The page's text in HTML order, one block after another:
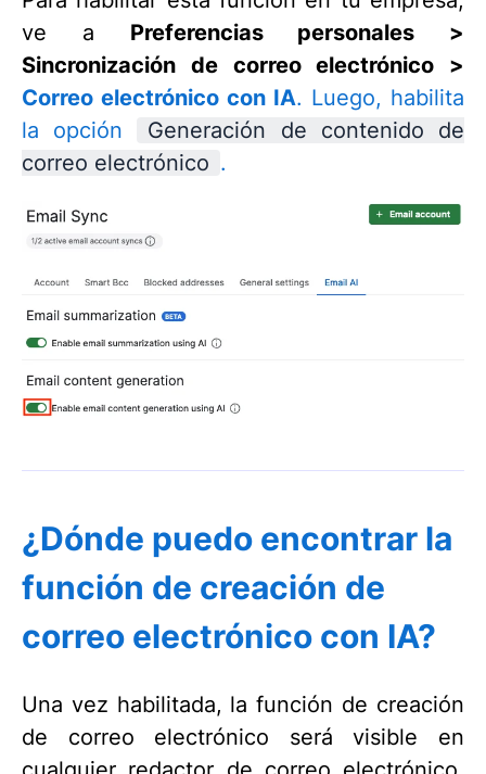
ve a Preferencias personales >
Sincronización de correo electrónico >
Correo electrónico con IA. Luego, habilita
la opción
Generación de contenido de
correo electrónico .
¿Dónde puedo encontrar la
función de creación de
correo electrónico con IA?
Una vez habilitada, la función de creación
de correo electrónico será visible en